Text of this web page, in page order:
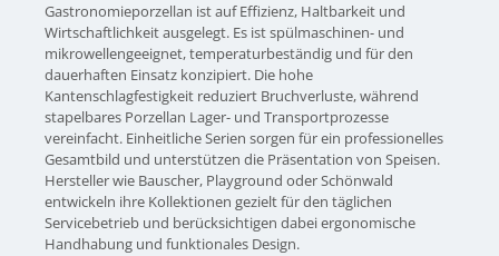
Gastronomieporzellan ist auf Effizienz, Haltbarkeit und
Wirtschaftlichkeit ausgelegt. Es ist spülmaschinen- und
mikrowellengeeignet, temperaturbeständig und für den
dauerhaften Einsatz konzipiert. Die hohe
Kantenschlagfestigkeit reduziert Bruchverluste, während
stapelbares Porzellan Lager- und Transportprozesse
vereinfacht. Einheitliche Serien sorgen für ein professionelles
Gesamtbild und unterstützen die Präsentation von Speisen.
Hersteller wie Bauscher, Playground oder Schönwald
entwickeln ihre Kollektionen gezielt für den täglichen
Servicebetrieb und berücksichtigen dabei ergonomische
Handhabung und funktionales Design.